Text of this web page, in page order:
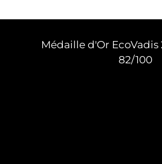
Médaille d'Or EcoVadis
82/100